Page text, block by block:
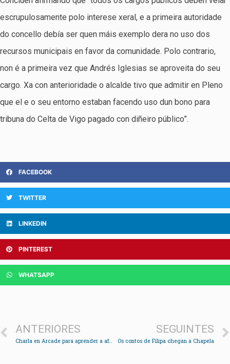
escrupulosamente polo interese xeral, e a primeira autoridade
do concello debía ser quen máis exemplo dera no uso dos
recursos municipais en favor da comunidade. Polo contrario,
non é a primeira vez que Andrés Iglesias se aproveita do seu
cargo. Xa con anterioridade o alcalde tivo que admitir en Pleno
que el e o seu entorno estaban facendo uso dun bono para
tribuna do Celta de Vigo pagado con diñeiro público”.
FACEBOOK
TWITTER
LINKEDIN
PINTEREST
WHATSAPP
ANTERIORES
Charla en Arcade para aprender a aforrar no recibo da luz
SEGUINTES
Os contos de Filipa chegan a Chapela